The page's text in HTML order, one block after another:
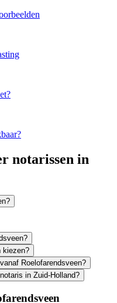
notarissen in
kiezen?
Roelofarendsveen?
in Zuid-Holland?